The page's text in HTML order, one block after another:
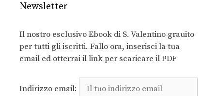
Newsletter
Il nostro esclusivo Ebook di S. Valentino grauito
per tutti gli iscritti. Fallo ora, inserisci la tua
email ed otterrai il link per scaricare il PDF
Indirizzo email: